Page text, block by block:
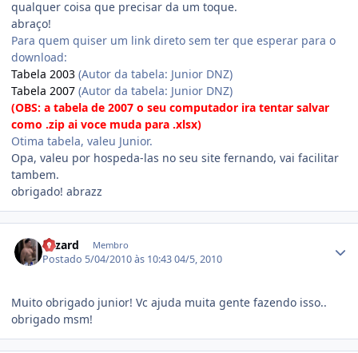
qualquer coisa que precisar da um toque.
abraço!
Para quem quiser um link direto sem ter que esperar para o
download:
Tabela 2003 (Autor da tabela: Junior DNZ)
Tabela 2007 (Autor da tabela: Junior DNZ)
(OBS: a tabela de 2007 o seu computador ira tentar salvar
como .zip ai voce muda para .xlsx)
Otima tabela, valeu Junior.
Opa, valeu por hospeda-las no seu site fernando, vai facilitar
tambem.
obrigado! abrazz
wizard Membro
Postado 5/04/2010 às 10:4304/5, 2010
Muito obrigado junior! Vc ajuda muita gente fazendo isso..
obrigado msm!